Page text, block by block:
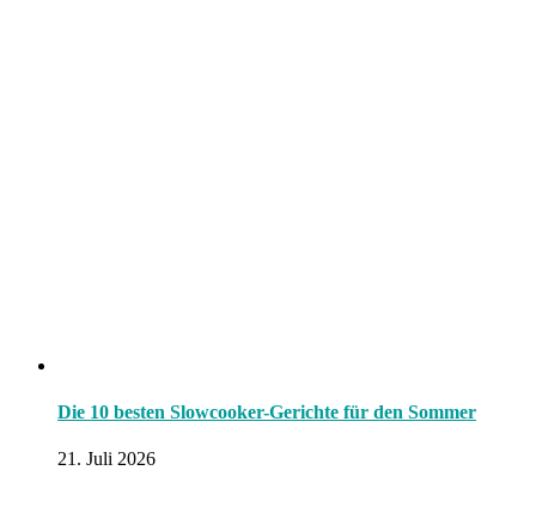
Die 10 besten Slowcooker-Gerichte für den Sommer
21. Juli 2026